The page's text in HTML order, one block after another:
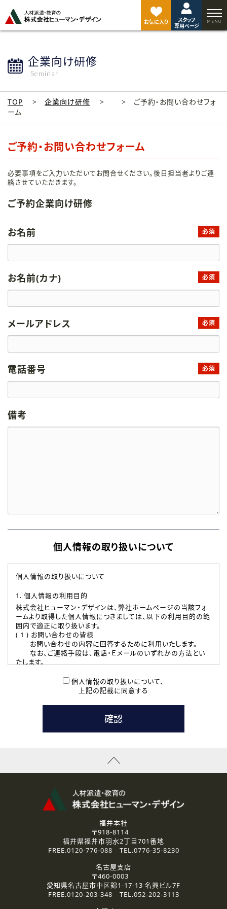
お気に入り
スタッフ
専用ページ
企業向け研修
Seminar
TOP 企業向け研修
ご予約・お問い合わせフォ
ーム
ご予約・お問い合わせフォーム
必要事項をご入力いただいてお問合せください。後日担当者よりご連
絡させていただきます。
ご予約企業向け研修
お名前 必須
お名前(カナ) 必須
メールアドレス 必須
電話番号 必須
備考
個人情報の取り扱いについて
個人情報の取り扱いについて
1. 個人情報の利用目的
株式会社ヒューマン・デザインは、弊社ホームページの当該フォ
ームより取得した個人情報につきましては、以下の利用目的の範
囲内で適正に取り扱います。
( 1 ) お問い合わせの皆様
お問い合わせの内容に回答するために利用いたします。
なお、ご連絡手段は、電話・Ｅメールのいずれかの方法とい
たします。
本登録に関するご連絡および本登録時の参考情報として利
たします。
( 3 ) スタッフ派遣を検討されている企業の皆様
お問い合わせの内容に回答するために利用いたします。
なお、ご連絡手段は、電話・Ｅメールのいずれかの方法とい
資料送付、受講相談に関するご連絡のために利用いたしま
その他、お問い合わせの内容に回答するために利用いたし
なお、ご連絡手段は、電話・Ｅメールのいずれかの方法とい
2.個人情報の第三者提供
ご提供いただいた個人情報は、法令等の規定に従う場合を除き、
3.個人情報の取り扱いの委託
弊社の定める個人情報保護の評価基準を満たした委託先に、個
人情報を委託する場合があります。
個人情報の取り扱いについて、
上記の記載に同意する
ジ
ト
福井本社
〒918-8114
福井県福井市羽水2丁目701番地
FREE.0120-776-088 TEL.0776-35-8230
名古屋支店
〒460-0003
愛知県名古屋市中区錦1-17-13 名興ビル7F
FREE.0120-203-348 TEL.052-202-3113